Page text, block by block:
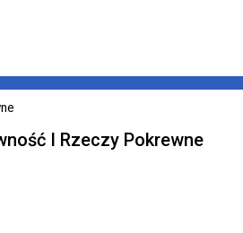
I Rzeczy Pokrewne